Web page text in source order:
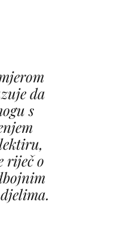
da
s
riječ o